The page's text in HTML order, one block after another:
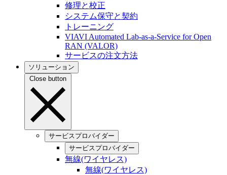
修理と校正
システム保守と契約
トレーニング
VIAVI Automated Lab-as-a-Service for Open
RAN (VALOR)
サービスの注文方法
ソリューション
Close button
サービスプロバイダー
サービスプロバイダー
無線(ワイヤレス)
無線(ワイヤレス)